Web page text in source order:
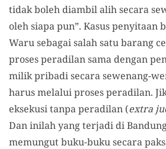
tidak boleh diambil alih secara
oleh siapa pun”. Kasus penyitaan
Waru sebagai salah satu barang
proses peradilan sama dengan
milik pribadi secara sewenang-
harus melalui proses peradilan.
eksekusi tanpa peradilan (extra
Dan inilah yang terjadi di
memungut buku-buku secara